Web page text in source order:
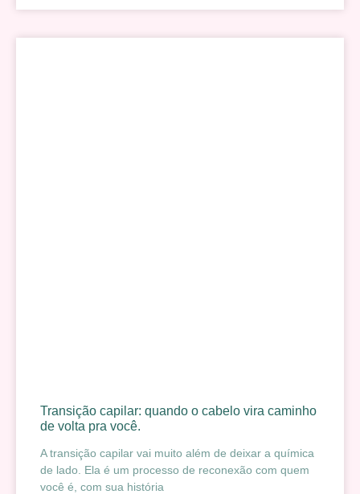
Transição capilar: quando o cabelo vira caminho
de volta pra você.
A transição capilar vai muito além de deixar a química
de lado. Ela é um processo de reconexão com quem
você é, com sua história